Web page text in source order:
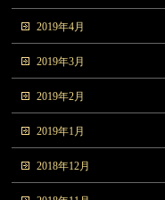
2019年4月
2019年3月
2019年2月
2019年1月
2018年12月